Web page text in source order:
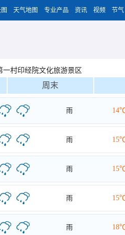
天气地图 专业产品 资讯 视频 节气
一村印经院文化旅游景区
周末
雨
雨
雨
雨
雨